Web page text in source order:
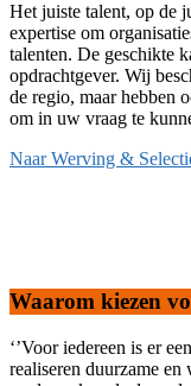
Het juiste talent, op de
expertise om
talenten. De geschikte
opdrachtgever. Wij
de regio, maar hebben
om in uw vraag te
Naar Werving &
Waarom kiezen
‘’Voor iedereen is er
realiseren duurzame